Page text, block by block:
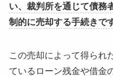
い、裁判所を通じて債務
制的に売却する手続きで
この売却によって得られ
ているローン残金や借金